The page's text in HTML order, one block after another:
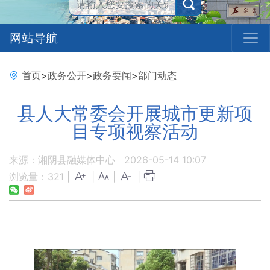
网站导航
首页>政务公开>政务要闻>部门动态
县人大常委会开展城市更新项
目专项视察活动
来源：湘阴县融媒体中心
2026-05-14 10:07
浏览量： 321